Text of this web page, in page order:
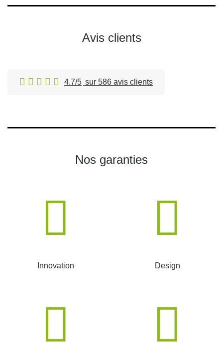
Avis clients
4.7/5 sur 586 avis clients
Nos garanties
Innovation Design